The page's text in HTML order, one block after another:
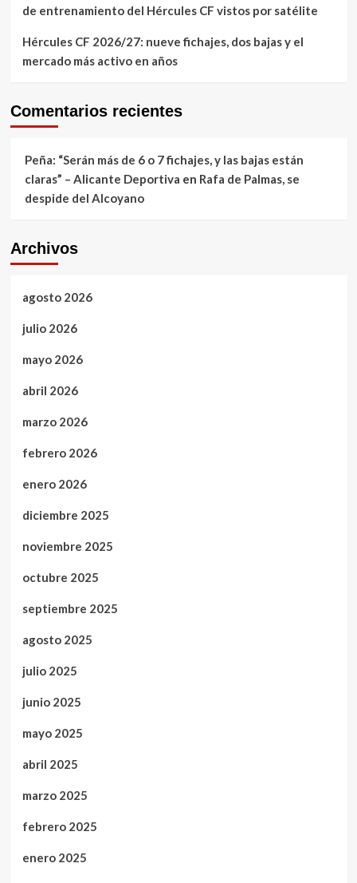
de entrenamiento del Hércules CF vistos por satélite
Hércules CF 2026/27: nueve fichajes, dos bajas y el
mercado más activo en años
Comentarios recientes
Peña: “Serán más de 6 o 7 fichajes, y las bajas están
claras” – Alicante Deportiva en Rafa de Palmas, se
despide del Alcoyano
Archivos
agosto 2026
julio 2026
mayo 2026
abril 2026
marzo 2026
febrero 2026
enero 2026
diciembre 2025
noviembre 2025
octubre 2025
septiembre 2025
agosto 2025
julio 2025
junio 2025
mayo 2025
abril 2025
marzo 2025
febrero 2025
enero 2025